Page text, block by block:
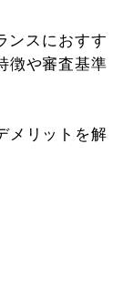
ンスにおすす
徴や審査基準
メリットを解